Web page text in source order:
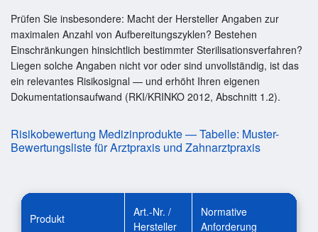
Prüfen Sie insbesondere: Macht der Hersteller Angaben zur
maximalen Anzahl von Aufbereitungszyklen? Bestehen
Einschränkungen hinsichtlich bestimmter Sterilisationsverfahren?
Liegen solche Angaben nicht vor oder sind unvollständig, ist das
ein relevantes Risikosignal — und erhöht Ihren eigenen
Dokumentationsaufwand (RKI/KRINKO 2012, Abschnitt 1.2).
Risikobewertung Medizinprodukte — Tabelle: Muster-
Bewertungsliste für Arztpraxis und Zahnarztpraxis
Produkt
Art.-Nr. /
Hersteller
Normative
Anforderung